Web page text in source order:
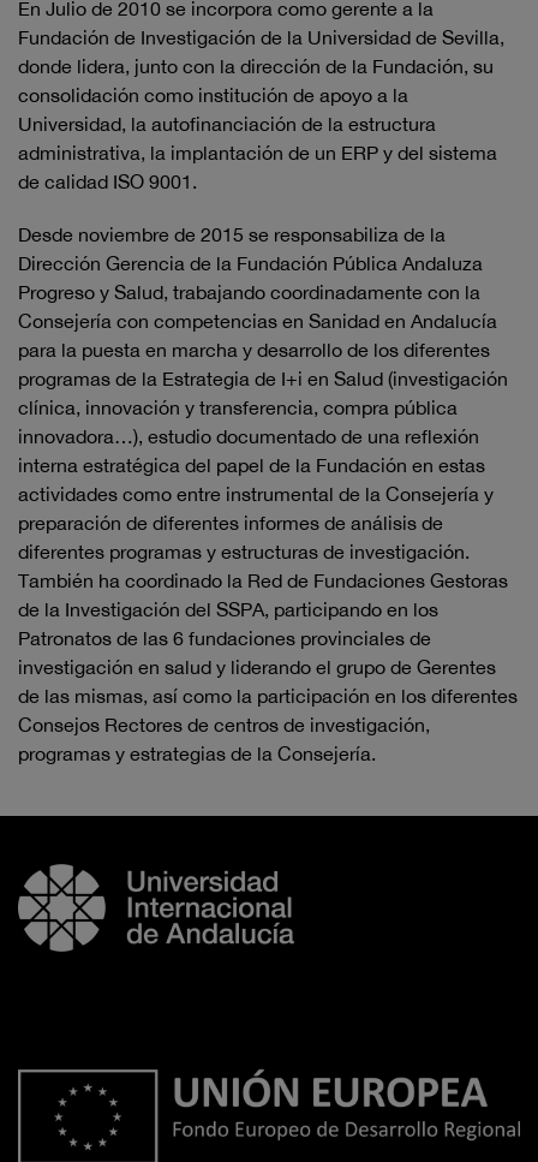
En Julio de 2010 se incorpora como gerente a la
Fundación de Investigación de la Universidad de Sevilla,
donde lidera, junto con la dirección de la Fundación, su
consolidación como institución de apoyo a la
Universidad, la autofinanciación de la estructura
administrativa, la implantación de un ERP y del sistema
de calidad ISO 9001.
Desde noviembre de 2015 se responsabiliza de la
Dirección Gerencia de la Fundación Pública Andaluza
Progreso y Salud, trabajando coordinadamente con la
Consejería con competencias en Sanidad en Andalucía
para la puesta en marcha y desarrollo de los diferentes
programas de la Estrategia de I+i en Salud (investigación
clínica, innovación y transferencia, compra pública
innovadora…), estudio documentado de una reflexión
interna estratégica del papel de la Fundación en estas
actividades como entre instrumental de la Consejería y
preparación de diferentes informes de análisis de
diferentes programas y estructuras de investigación.
También ha coordinado la Red de Fundaciones Gestoras
de la Investigación del SSPA, participando en los
Patronatos de las 6 fundaciones provinciales de
investigación en salud y liderando el grupo de Gerentes
de las mismas, así como la participación en los diferentes
Consejos Rectores de centros de investigación,
programas y estrategias de la Consejería.